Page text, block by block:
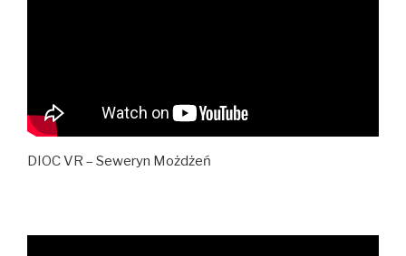
DIOC VR – Seweryn Możdżeń